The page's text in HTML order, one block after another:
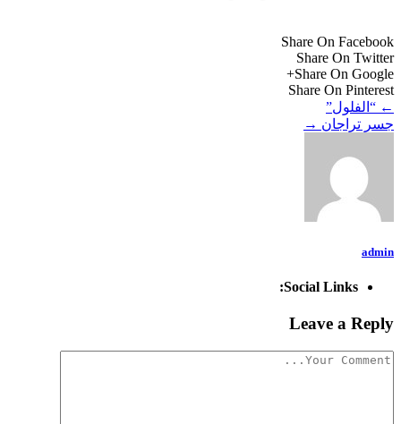
Share On Facebook
Share On Twitter
Share On Google+
Share On Pinterest
← “الفلول”
جسر تراجان →
admin
Social Links:
Leave a Reply